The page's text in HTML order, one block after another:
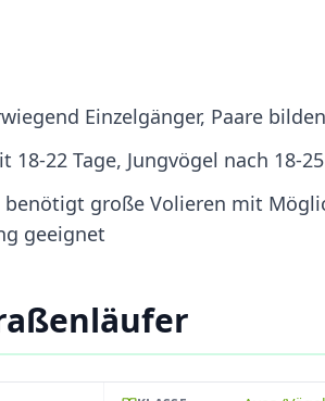
Einzelgänger, Paare
18-22 Tage, Jungvögel nach 18-
große Volieren mit
geeignet